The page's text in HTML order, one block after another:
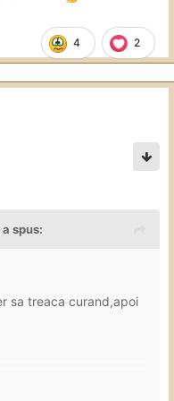
4 2
a spus:
sa treaca curand,apoi